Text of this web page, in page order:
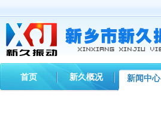
首页 新久概况 新闻中心